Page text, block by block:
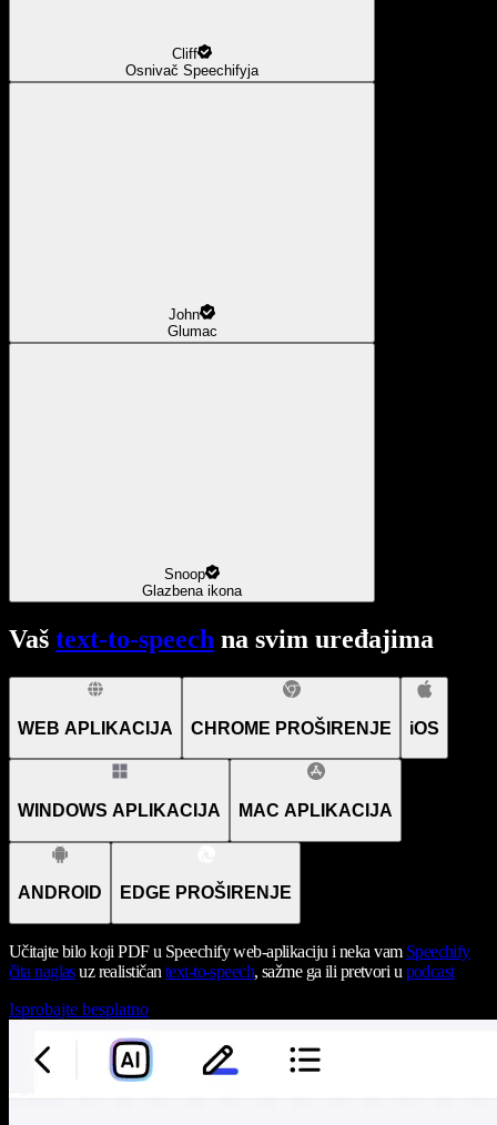
Cliff
Osnivač Speechifyja
John
Glumac
Snoop
Glazbena ikona
Vaš text-to-speech na svim uređajima
WEB APLIKACIJA CHROME PROŠIRENJE iOS
WINDOWS APLIKACIJA MAC APLIKACIJA
ANDROID EDGE PROŠIRENJE
Učitajte bilo koji PDF u Speechify web-aplikaciju i neka vam Speechify
čita naglasuz realističan text-to-speech, sažme ga ili pretvori u podcast
Isprobajte besplatno